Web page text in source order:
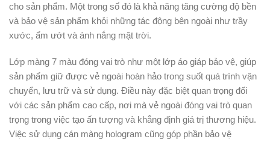
cho sản phẩm. Một trong số đó là khả năng tăng cường độ bền
và bảo vệ sản phẩm khỏi những tác động bên ngoài như trầy
xước, ẩm ướt và ánh nắng mặt trời.
Lớp màng 7 màu đóng vai trò như một lớp áo giáp bảo vệ, giúp
sản phẩm giữ được vẻ ngoài hoàn hảo trong suốt quá trình vận
chuyển, lưu trữ và sử dụng. Điều này đặc biệt quan trọng đối
với các sản phẩm cao cấp, nơi mà vẻ ngoài đóng vai trò quan
trọng trong việc tạo ấn tượng và khẳng định giá trị thương hiệu.
Việc sử dụng cán màng hologram cũng góp phần bảo vệ